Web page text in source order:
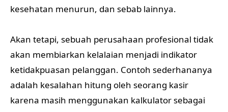
kesehatan menurun, dan sebab lainnya.
Akan tetapi, sebuah perusahaan profesional tidak
akan membiarkan kelalaian menjadi indikator
ketidakpuasan pelanggan. Contoh sederhananya
adalah kesalahan hitung oleh seorang kasir
karena masih menggunakan kalkulator sebagai